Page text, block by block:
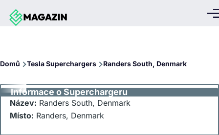
Přejít k hlavnímu obsahu
Domů Tesla Superchargers Randers South, Denmark
Informace o Superchargeru
Název: Randers South, Denmark
Místo: Randers, Denmark